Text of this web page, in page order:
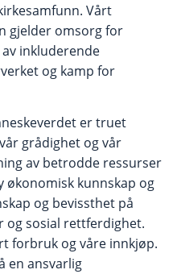
Vårt
gjelder omsorg for
inkluderende
og kamp for
er truet
grådighet og vår
av betrodde ressurser
økonomisk kunnskap og
og bevissthet på
og sosial rettferdighet.
forbruk og våre innkjøp.
en ansvarlig